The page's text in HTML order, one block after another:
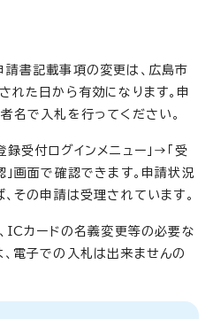
書記載事項の変更は、広島市
れた日から有効になります。申
名で入札を行ってください。
受付ログインメニュー」→「受
画面で確認できます。申請状況
その申請は受理されています。
ICカードの名義変更等の必要な
電子での入札は出来ませんの